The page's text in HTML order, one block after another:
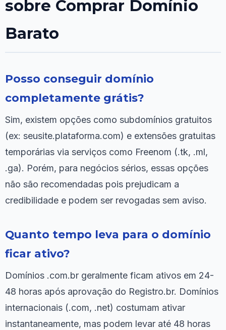
sobre Comprar Domínio
Barato
Posso conseguir domínio
completamente grátis?
Sim, existem opções como subdomínios gratuitos
(ex: seusite.plataforma.com) e extensões gratuitas
temporárias via serviços como Freenom (.tk, .ml,
.ga). Porém, para negócios sérios, essas opções
não são recomendadas pois prejudicam a
credibilidade e podem ser revogadas sem aviso.
Quanto tempo leva para o domínio
ficar ativo?
Domínios .com.br geralmente ficam ativos em 24-
48 horas após aprovação do Registro.br. Domínios
internacionais (.com, .net) costumam ativar
instantaneamente, mas podem levar até 48 horas